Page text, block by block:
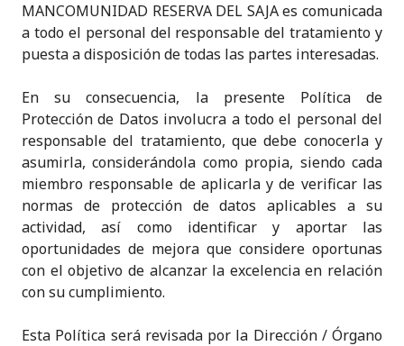
MANCOMUNIDAD RESERVA DEL SAJA es comunicada
a todo el personal del responsable del tratamiento y
puesta a disposición de todas las partes interesadas.
En su consecuencia, la presente Política de
Protección de Datos involucra a todo el personal del
responsable del tratamiento, que debe conocerla y
asumirla, considerándola como propia, siendo cada
miembro responsable de aplicarla y de verificar las
normas de protección de datos aplicables a su
actividad, así como identificar y aportar las
oportunidades de mejora que considere oportunas
con el objetivo de alcanzar la excelencia en relación
con su cumplimiento.
Esta Política será revisada por la Dirección / Órgano